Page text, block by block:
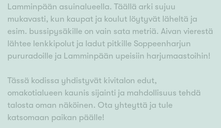
Lamminpään asuinalueella. Täällä arki sujuu
mukavasti, kun kaupat ja koulut löytyvät läheltä ja
esim. bussipysäkille on vain sata metriä. Aivan vierestä
lähtee lenkkipolut ja ladut pitkille Soppeenharjun
pururadoille ja Lamminpään upeisiin harjumaastoihin!
Tässä kodissa yhdistyvät kivitalon edut,
omakotialueen kaunis sijainti ja mahdollisuus tehdä
talosta oman näköinen. Ota yhteyttä ja tule
katsomaan paikan päälle!